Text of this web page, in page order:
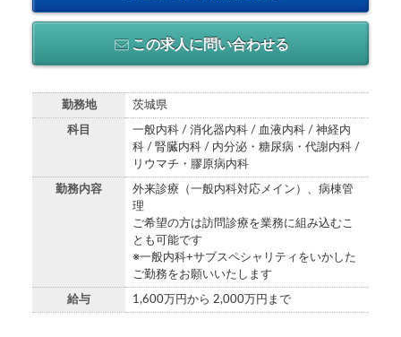
この求人に問い合わせる
勤務地 茨城県
科目
一般内科 / 消化器内科 / 血液内科 / 神経内
科 / 腎臓内科 / 内分泌・糖尿病・代謝内科 /
リウマチ・膠原病内科
勤務内容
外来診療（一般内科対応メイン）、病棟管
理
ご希望の方は訪問診療を業務に組み込むこ
とも可能です
※一般内科+サブスペシャリティをいかした
ご勤務をお願いいたします
給与 1,600万円から 2,000万円まで